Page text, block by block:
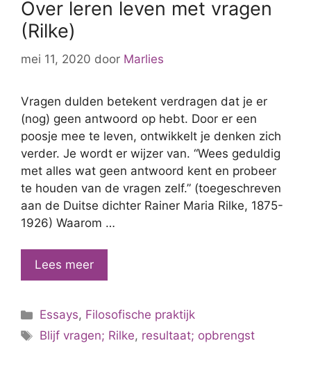
Over leren leven met vragen
(Rilke)
mei 11, 2020 door Marlies
Vragen dulden betekent verdragen dat je er
(nog) geen antwoord op hebt. Door er een
poosje mee te leven, ontwikkelt je denken zich
verder. Je wordt er wijzer van. “Wees geduldig
met alles wat geen antwoord kent en probeer
te houden van de vragen zelf.” (toegeschreven
aan de Duitse dichter Rainer Maria Rilke, 1875-
1926) Waarom …
Lees meerOver
leren
met
vragen
Categorieën
Essays, Filosofische praktijk
Tags
Blijf vragen; Rilke, resultaat; opbrengst